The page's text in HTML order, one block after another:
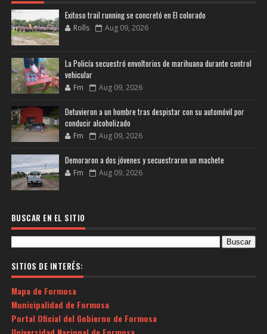
Exitoso trail running se concretó en El colorado
Rolls Aug 09, 2026
La Policía secuestró envoltorios de marihuana durante control
vehicular
Fm Aug 09, 2026
Detuvieron a un hombre tras despistar con su automóvil por
conducir alcoholizado
Fm Aug 09, 2026
Demoraron a dos jóvenes y secuestraron un machete
Fm Aug 09, 2026
BUSCAR EN EL SITIO
SITIOS DE INTERÉS:
Mapa de Formosa
Municipalidad de Formosa
Portal Oficial del Gobierno de Formosa